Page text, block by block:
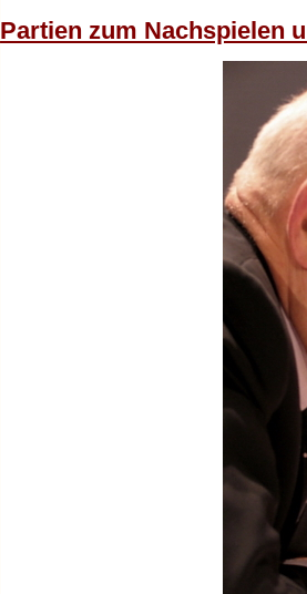
Partien zum Nachspielen